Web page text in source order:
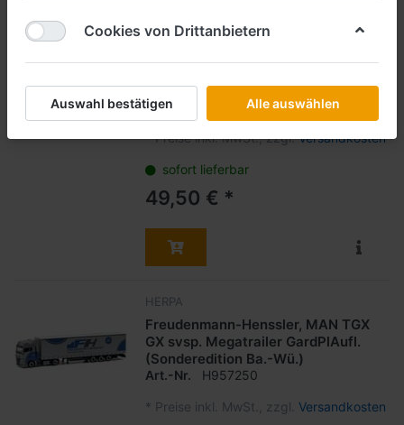
SCHLÜTER SORTIMENT
Modell -
Art.-Nr. 402075
* Preise inkl. MwSt., zzgl.Versandkosten
sofort lieferbar
49,50 € *
HERPA
Freudenmann-Henssler, MAN TGX
GX svsp. Megatrailer GardPlAufl.
(Sonderedition Ba.-Wü.)
Art.-Nr. H957250
* Preise inkl. MwSt., zzgl. Versandkosten
Cookies von Drittanbietern
Auswahl bestätigen Alle auswählen